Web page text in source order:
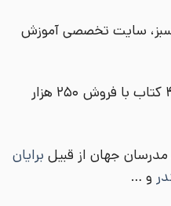
سایت تخصصی آموزش
نویسنده و مترجم بیش از ۴۰ کتاب با فروش 250 هزار
جهان از قبیل برایان
و …